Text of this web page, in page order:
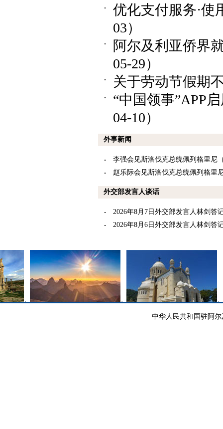
优化支付服务·使
03）
阿尔及利亚侨界
05-29）
关于劳动节假期
“中国领事”APP
04-10）
外事新闻
李强会见斯洛伐克总统佩列格里尼
赵乐际会见斯洛伐克总统佩列格里
外交部发言人谈话
2026年8月7日外交部发言人林剑答
2026年8月6日外交部发言人林剑答
中华人民共和国驻阿